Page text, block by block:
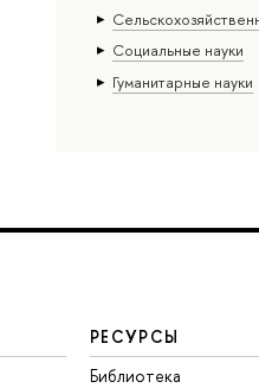
Социальные науки
Гуманитарные науки
РЕСУРСЫ
Библиотека